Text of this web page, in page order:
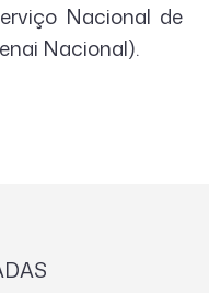
Nacional de
Nacional).